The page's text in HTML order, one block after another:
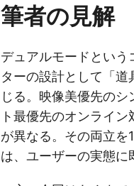
筆者の見解
デュアルモードという
ターの設計として「
じる。映像美優先の
ト最優先のオンライ
が異なる。その両立を
は、ユーザーの実態に